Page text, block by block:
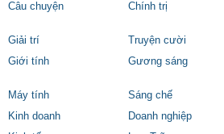
Câu chuyện
Chính trị
Giải trí
Truyện cười
Giới tính
Gương sáng
Máy tính
Sáng chế
Kinh doanh
Doanh nghiệp